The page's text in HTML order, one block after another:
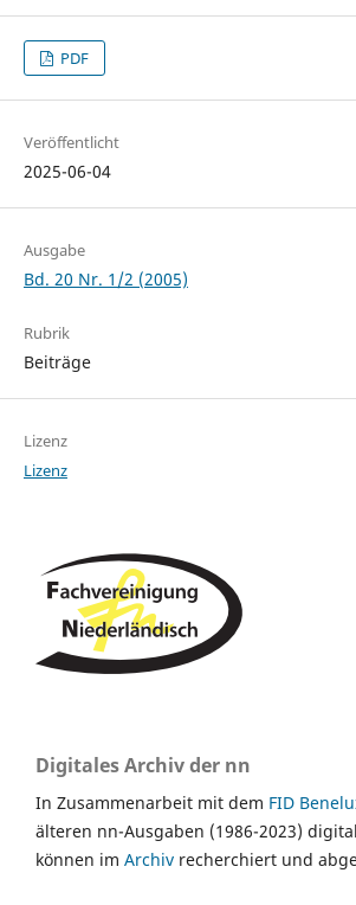
PDF
Veröffentlicht
2025-06-04
Ausgabe
Bd. 20 Nr. 1/2 (2005)
Rubrik
Beiträge
Lizenz
Lizenz
Digitales Archiv der nn
In Zusammenarbeit mit dem FID
älteren nn-Ausgaben (1986-2023)
können im Archiv recherchiert und